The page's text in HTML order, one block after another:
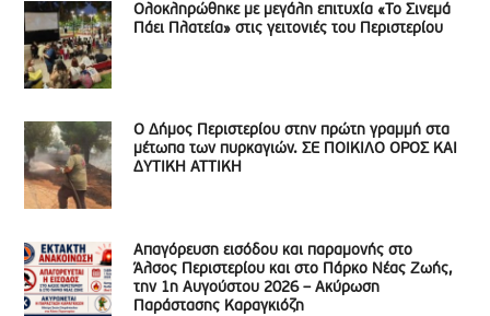
Ολοκληρώθηκε με μεγάλη επιτυχία «Το Σινεμά
Πάει Πλατεία» στις γειτονιές του Περιστερίου
Ο Δήμος Περιστερίου στην πρώτη γραμμή στα
μέτωπα των πυρκαγιών. ΣΕ ΠΟΙΚΙΛΟ ΟΡΟΣ ΚΑΙ
ΔΥΤΙΚΗ ΑΤΤΙΚΗ
Απαγόρευση εισόδου και παραμονής στο
Άλσος Περιστερίου και στο Πάρκο Νέας Ζωής,
την 1η Αυγούστου 2026 – Ακύρωση
Παράστασης Καραγκιόζη